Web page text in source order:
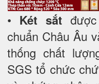
• Két sắtđược
chuẩn Châu Âu
thống chất
SGS tổ chức